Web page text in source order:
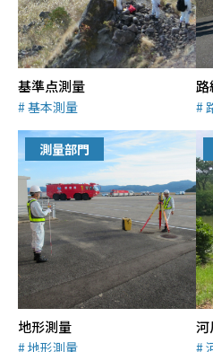
基準点測量
基本測量
測量部門
地形測量
地形測量
河